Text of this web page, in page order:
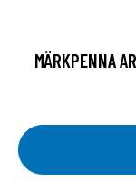
MÄRKPENNA